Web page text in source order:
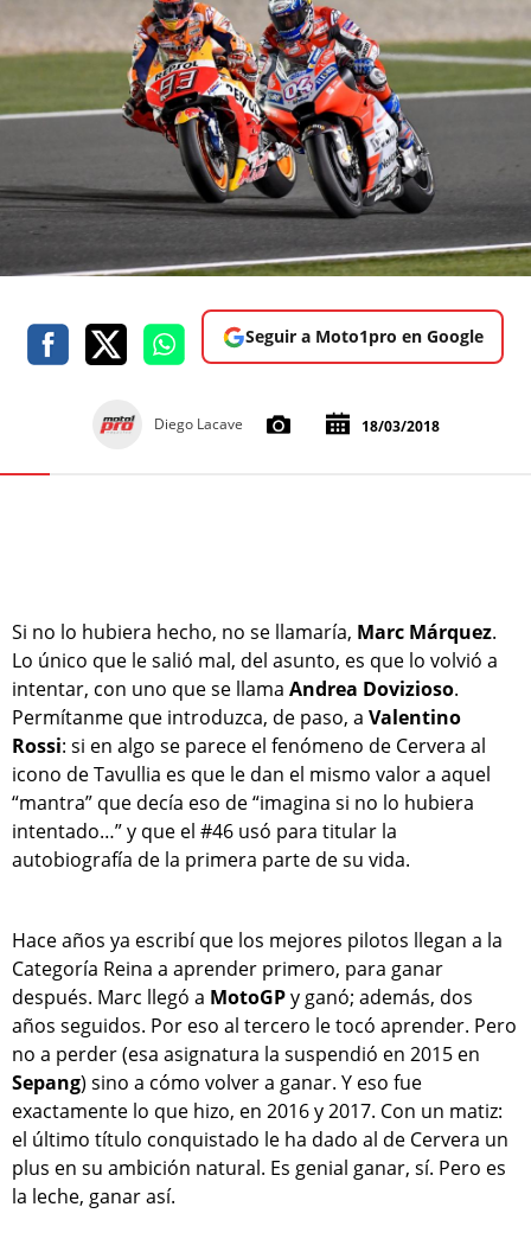
Seguir a Moto1pro en Google
Diego Lacave 18/03/2018
Si no lo hubiera hecho, no se llamaría, Marc Márquez.
Lo único que le salió mal, del asunto, es que lo volvió a
intentar, con uno que se llama Andrea Dovizioso.
Permítanme que introduzca, de paso, a Valentino
Rossi: si en algo se parece el fenómeno de Cervera al
icono de Tavullia es que le dan el mismo valor a aquel
“mantra” que decía eso de “imagina si no lo hubiera
intentado…” y que el #46 usó para titular la
autobiografía de la primera parte de su vida.
Hace años ya escribí que los mejores pilotos llegan a la
Categoría Reina a aprender primero, para ganar
después. Marc llegó a MotoGPy ganó; además, dos
años seguidos. Por eso al tercero le tocó aprender. Pero
no a perder (esa asignatura la suspendió en 2015 en
Sepang) sino a cómo volver a ganar. Y eso fue
exactamente lo que hizo, en 2016 y 2017. Con un matiz:
el último título conquistado le ha dado al de Cervera un
plus en su ambición natural. Es genial ganar, sí. Pero es
la leche, ganar así.